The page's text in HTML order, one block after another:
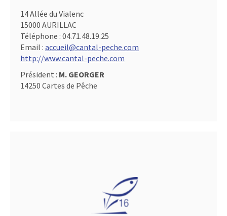
14 Allée du Vialenc
15000 AURILLAC
Téléphone : 04.71.48.19.25
Email : accueil@cantal-peche.com
http://www.cantal-peche.com
Président : M. GEORGER
14250 Cartes de Pêche